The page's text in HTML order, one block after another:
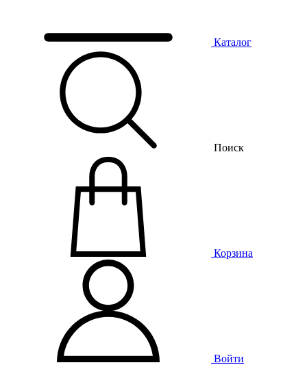
Каталог
Поиск
Корзина
Войти